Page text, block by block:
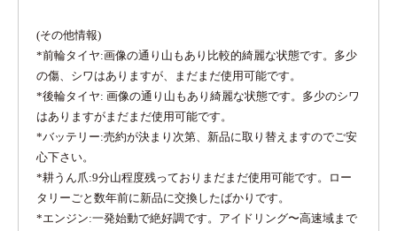
(その他情報)
*前輪タイヤ:画像の通り山もあり比較的綺麗な状態です。多少
の傷、シワはありますが、まだまだ使用可能です。
*後輪タイヤ: 画像の通り山もあり綺麗な状態です。多少のシワ
はありますがまだまだ使用可能です。
*バッテリー:売約が決まり次第、新品に取り替えますのでご安
心下さい。
*耕うん爪:9分山程度残っておりまだまだ使用可能です。ロー
タリーごと数年前に新品に交換したばかりです。
*エンジン:一発始動で絶好調です。アイドリング〜高速域まで